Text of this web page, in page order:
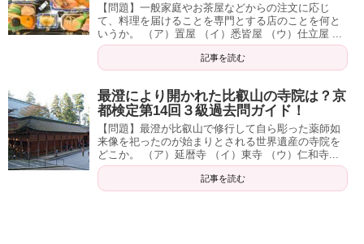
【問題】一般家庭やお茶屋などからの注文に応じ
て、料理を届けることを専門とする店のことを何と
いうか。 （ア）置屋 （イ）悉皆屋 （ウ）仕立屋 ...
記事を読む
最澄により開かれた比叡山の寺院は？京
都検定第14回３級過去問ガイド！
【問題】最澄が比叡山で修行して自ら彫った薬師如
来像を祀ったのが始まりとされる世界遺産の寺院を
どこか。 （ア）延暦寺 （イ）東寺 （ウ）仁和寺...
記事を読む